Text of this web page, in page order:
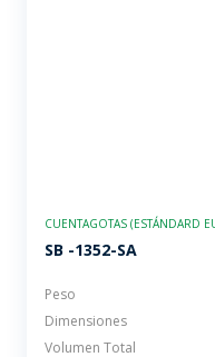
CUENTAGOTAS (ESTÁNDARD
Peso
Dimensiones